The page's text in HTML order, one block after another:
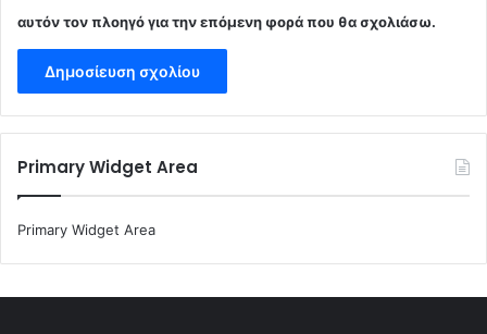
αυτόν τον πλοηγό για την επόμενη φορά που θα σχολιάσω.
Primary Widget Area
Primary Widget Area